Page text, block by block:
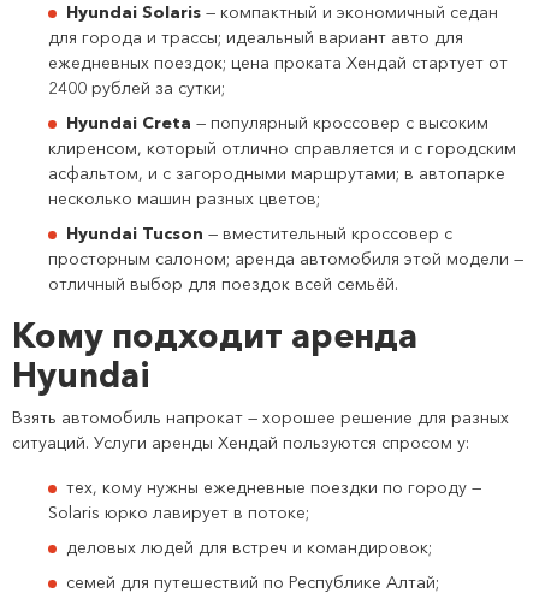
Hyundai Solaris — компактный и экономичный седан
для города и трассы; идеальный вариант авто для
ежедневных поездок; цена проката Хендай стартует от
2400 рублей за сутки;
Hyundai Creta — популярный кроссовер с высоким
клиренсом, который отлично справляется и с городским
асфальтом, и с загородными маршрутами; в автопарке
несколько машин разных цветов;
Hyundai Tucson — вместительный кроссовер с
просторным салоном; аренда автомобиля этой модели —
отличный выбор для поездок всей семьёй.
Кому подходит аренда
Hyundai
Взять автомобиль напрокат — хорошее решение для разных
ситуаций. Услуги аренды Хендай пользуются спросом у:
тех, кому нужны ежедневные поездки по городу —
Solaris юрко лавирует в потоке;
деловых людей для встреч и командировок;
семей для путешествий по Республике Алтай;